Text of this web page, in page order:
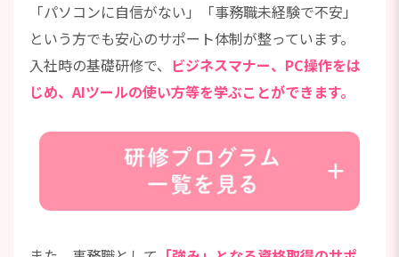
「パソコンに自信がない」「事務職未経験で不安」
という方でも安心のサポート体制が整っています。
入社時の基礎研修で、 ビジネスマナー、PC操作をは
じめ、AIツールの使い方等を学ぶことができます。